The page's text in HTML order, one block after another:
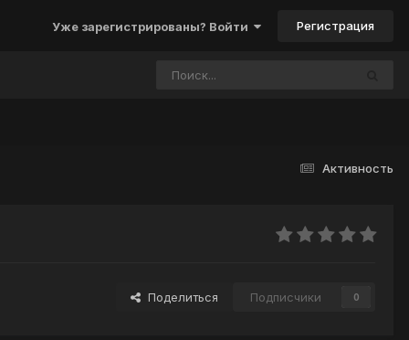
Уже зарегистрированы? Войти Регистрация
Активность
Поделиться Подписчики 0